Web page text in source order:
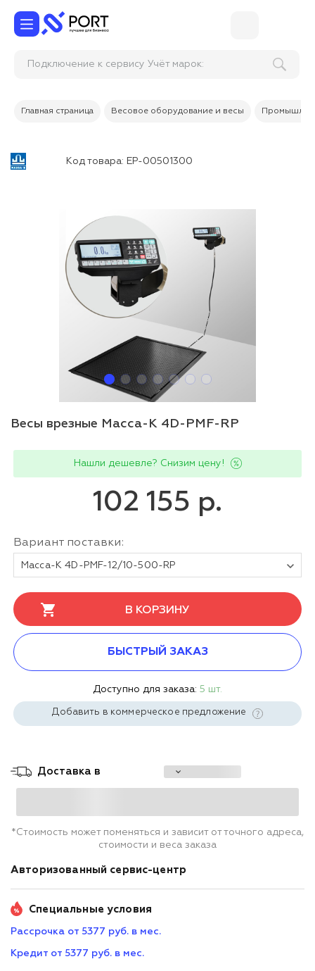
Подключение к сервису Учёт марок:
Главная страница Весовое оборудование и весы
Код товара: ЕР-00501300
Весы врезные Масса-К 4D-PMF-RP
Нашли дешевле? Снизим цену!
102 155 р.
Вариант поставки:
Масса-К 4D-PMF-12/10-500-RP
В КОРЗИНУ
БЫСТРЫЙ ЗАКАЗ
Доступно для заказа: 5 шт.
Добавить в коммерческое предложение
Доставка в
*Стоимость может поменяться и зависит от точного адреса,
стоимости и веса заказа
Авторизованный сервис-центр
Специальные условия
Рассрочка от 5377 руб. в мес.
Кредит от 5377 руб. в мес.